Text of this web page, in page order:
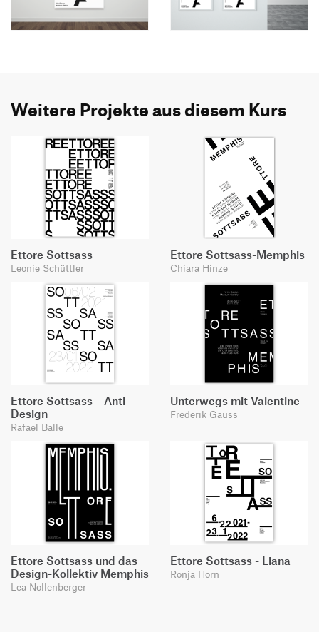
Weitere Projekte aus diesem Kurs
Ettore Sottsass
Leonie Schüttler
Ettore Sottsass-Memphis
Chiara Hinze
Ettore Sottsass – Anti-
Design
Rafael Balle
Unterwegs mit Valentine
Frederik Gauss
Ettore Sottsass und das
Design-Kollektiv Memphis
Lea Nollenberger
Ettore Sottsass - Liana
Ronja Horn